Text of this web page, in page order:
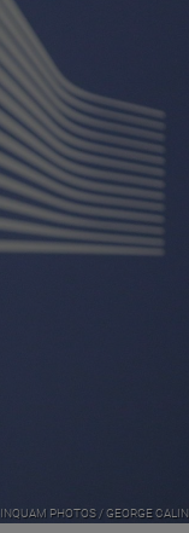
INQUAM PHOTOS / GEORGE CALIN